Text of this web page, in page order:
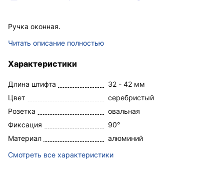
Ручка оконная.
Читать описание полностью
Характеристики
Длина штифта
32 - 42 мм
Цвет
серебристый
Розетка
овальная
Фиксация
90°
Материал
алюминий
Смотреть все характеристики